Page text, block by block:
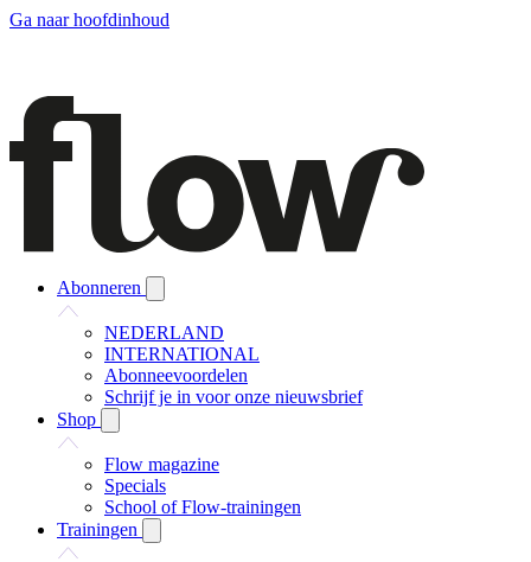
Ga naar hoofdinhoud
Abonneren
NEDERLAND
INTERNATIONAL
Abonneevoordelen
Schrijf je in voor onze nieuwsbrief
Shop
Flow magazine
Specials
School of Flow-trainingen
Trainingen